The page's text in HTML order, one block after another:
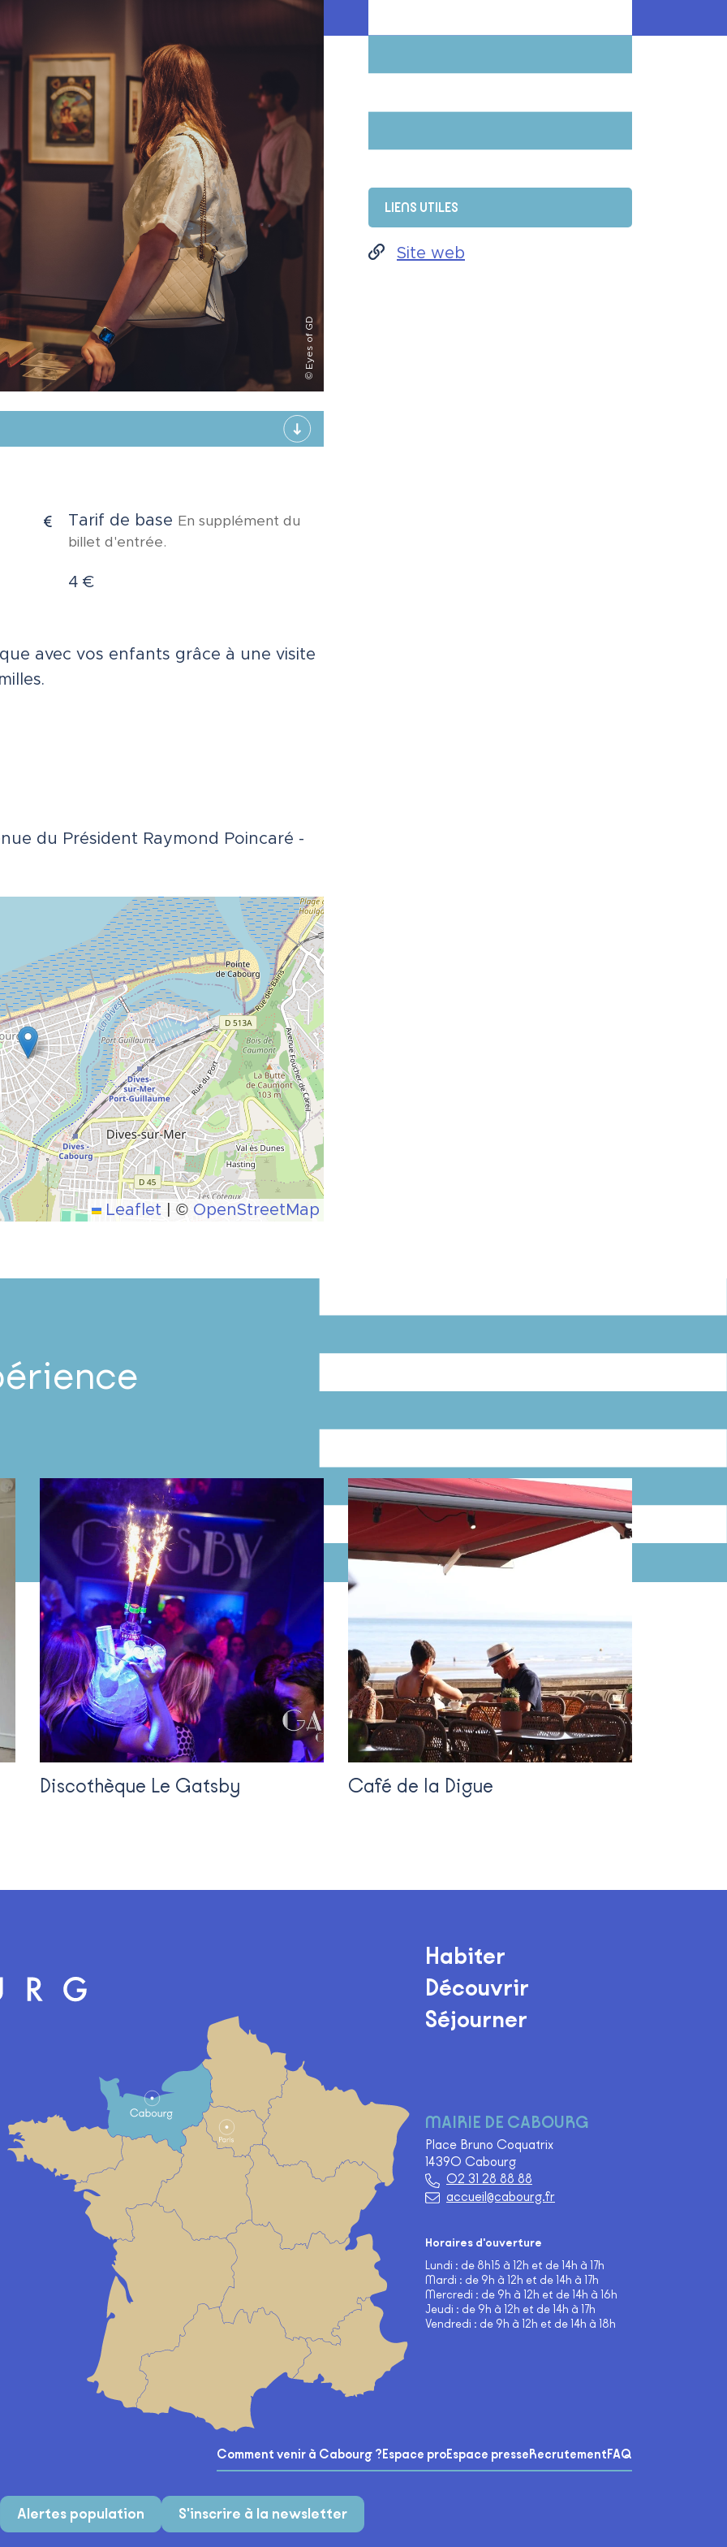
© Eyes of GD
Tarif de base En supplément du
billet d'entrée.
4 €
avec vos enfants grâce à une visite
du Président Raymond Poincaré -
Leaflet © OpenStreetMap
Informations
LIENS UTILES
Site web
Discothèque Le Gatsby Café de la Digue
de Cabourg
Habiter
Découvrir
Séjourner
MAIRIE DE CABOURG
Place Bruno Coquatrix
14390 Cabourg
02 31 28 88 88
accueil@cabourg.fr
Horaires d'ouverture
Lundi : de 8h15 à 12h et de 14h à 17h
Mardi : de 9h à 12h et de 14h à 17h
Mercredi : de 9h à 12h et de 14h à 16h
Jeudi : de 9h à 12h et de 14h à 17h
Vendredi : de 9h à 12h et de 14h à 18h
Comment venir à Cabourg ?Espace proEspace presseRecrutementFAQ
Alertes population S'inscrire à la newsletter